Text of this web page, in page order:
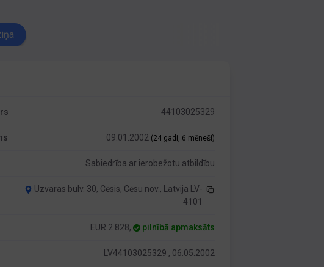
44103025329
09.01.2002 (24 gadi, 6 mēneši)
Sabiedrība ar ierobežotu atbildību
Uzvaras bulv. 30, Cēsis, Cēsu nov., Latvija LV-
4101
EUR 2 828, pilnībā apmaksāts
LV44103025329 , 06.05.2002